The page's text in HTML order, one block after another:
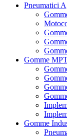
Pneumatici
Gomme
Gomme